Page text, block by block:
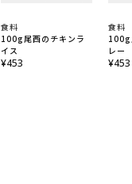
食料
100g尾西のチキンラ
イス
¥453
食料
100g
レー
¥453